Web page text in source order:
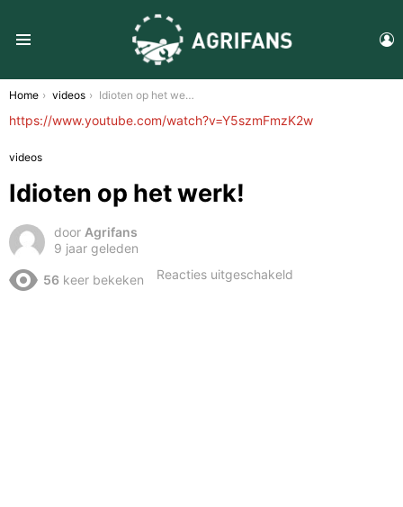
You are here:
Home videos Idioten op het werk!
https://www.youtube.com/watch?v=Y5szmFmzK2w
videos
Idioten op het werk!
door Agrifans
9 jaar geleden
56 keer bekeken Reacties uitgeschakeld